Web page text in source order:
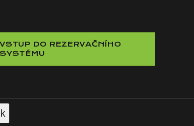
VSTUP DO REZERVAČNÍHO
SYSTÉMU